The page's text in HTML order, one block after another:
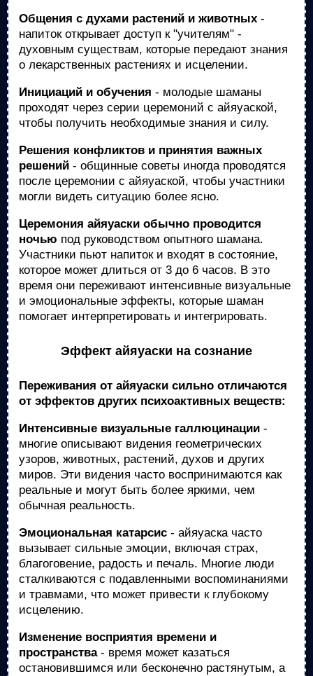
Общения с духами растений и животных -
напиток открывает доступ к "учителям" -
духовным существам, которые передают знания
о лекарственных растениях и исцелении.
Инициаций и обучения - молодые шаманы
проходят через серии церемоний с айяуаской,
чтобы получить необходимые знания и силу.
Решения конфликтов и принятия важных
решений - общинные советы иногда проводятся
после церемонии с айяуаской, чтобы участники
могли видеть ситуацию более ясно.
Церемония айяуаски обычно проводится
ночью под руководством опытного шамана.
Участники пьют напиток и входят в состояние,
которое может длиться от 3 до 6 часов. В это
время они переживают интенсивные визуальные
и эмоциональные эффекты, которые шаман
помогает интерпретировать и интегрировать.
Эффект айяуаски на сознание
Переживания от айяуаски сильно отличаются
от эффектов других психоактивных веществ:
Интенсивные визуальные галлюцинации -
многие описывают видения геометрических
узоров, животных, растений, духов и других
миров. Эти видения часто воспринимаются как
реальные и могут быть более яркими, чем
обычная реальность.
Эмоциональная катарсис - айяуаска часто
вызывает сильные эмоции, включая страх,
благоговение, радость и печаль. Многие люди
сталкиваются с подавленными воспоминаниями
и травмами, что может привести к глубокому
исцелению.
Изменение восприятия времени и
пространства- время может казаться
остановившимся или бесконечно растянутым, а